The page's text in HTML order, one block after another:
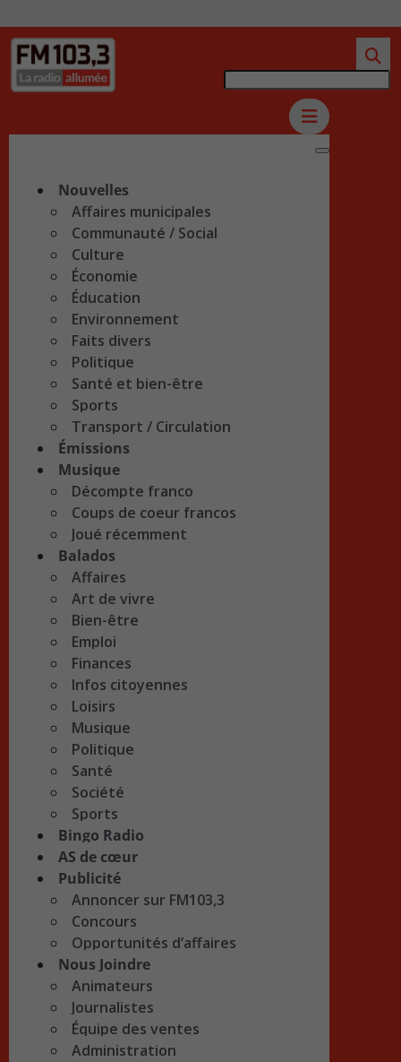
Nouvelles
Affaires municipales
Communauté / Social
Culture
Économie
Éducation
Environnement
Faits divers
Politique
Santé et bien-être
Sports
Transport / Circulation
Émissions
Musique
Décompte franco
Coups de coeur francos
Joué récemment
Balados
Affaires
Art de vivre
Bien-être
Emploi
Finances
Infos citoyennes
Loisirs
Musique
Politique
Santé
Société
Sports
Bingo Radio
AS de cœur
Publicité
Annoncer sur FM103,3
Concours
Opportunités d’affaires
Nous Joindre
Animateurs
Journalistes
Équipe des ventes
Administration